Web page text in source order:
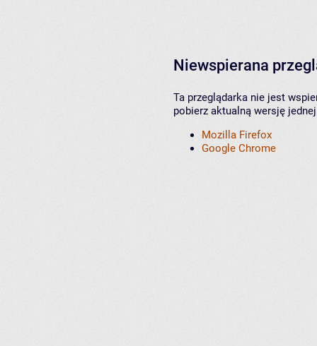
Niewspierana
Ta przeglądarka nie jest
pobierz aktualną wersję
Mozilla Firefox
Google Chrome